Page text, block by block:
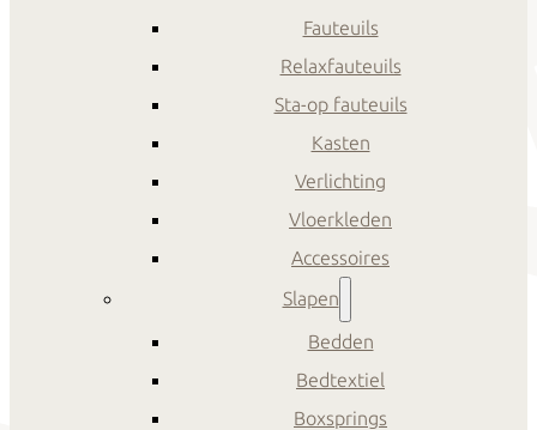
Fauteuils
Relaxfauteuils
Sta-op fauteuils
Kasten
Verlichting
Vloerkleden
Accessoires
Slapen
Bedden
Bedtextiel
Boxsprings